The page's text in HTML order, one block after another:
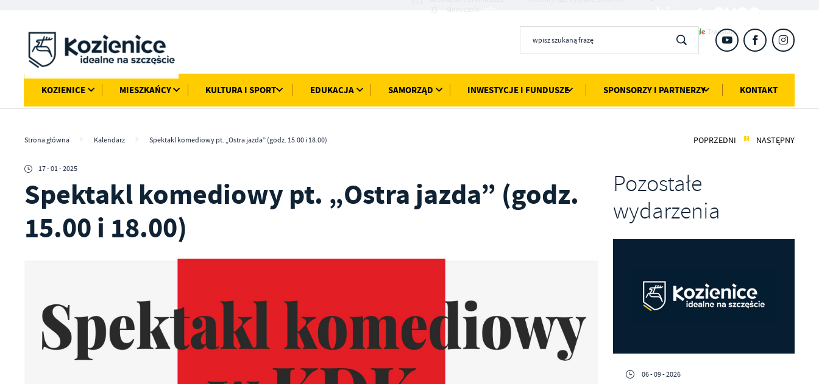
Słonecznie
KOZIENICE MIESZKAŃCY KULTURA I SPORT EDUKACJA SAMORZĄD INWESTYCJE I FUNDUSZE SPONSORZY I PARTNERZY KONTAKT
Strona główna Kalendarz Spektakl komediowy pt. „Ostra jazda” (godz. 15.00 i 18.00) POPRZEDNI NASTĘPNY
17 - 01 - 2025
Spektakl komediowy pt. „Ostra jazda” (godz.
15.00 i 18.00)
Pozostałe
wydarzenia
06 - 09 - 2026